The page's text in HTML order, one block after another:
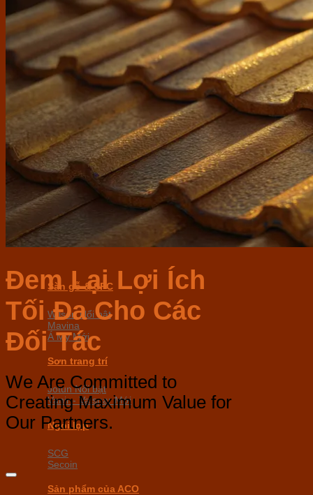
Prime
Sega
Thiết bị vệ sinh
Toto
Moen
Cotto
American Standard
Ferroli
Ariston
Thiết bị bếp
Baumatic UK
Hafele
Malloca
Sàn gỗ & SPC
Wilson
Mavina
Á Mỹ
Sơn trang trí
Jotun
Vanir - Valspar
Ngói lợp
SCG
Secoin
Sản phẩm của ACO
Đem Lại Lợi Ích
Tối ĐaCho Các
Đối Tác
We Are Committed to
Creating Maximum Value for
Our Partners.